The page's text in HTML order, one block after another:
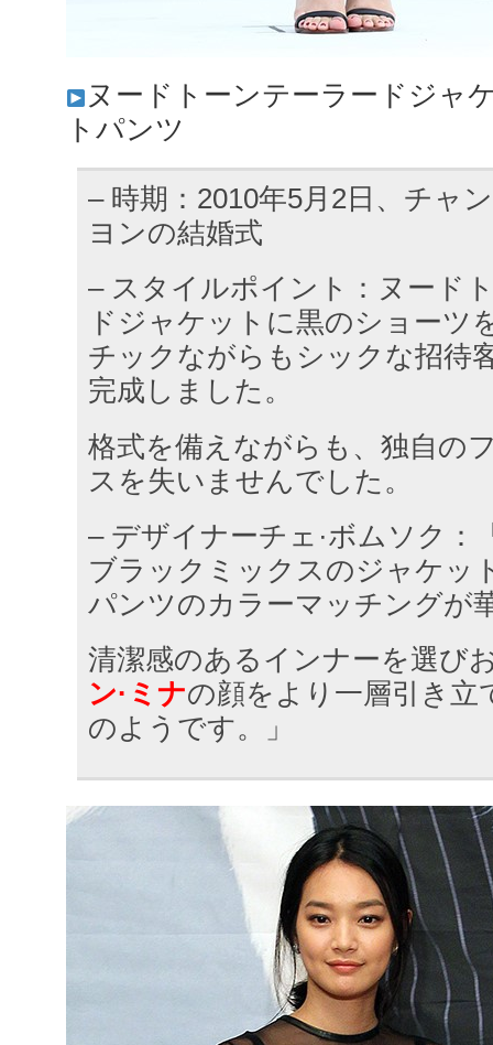
ヌードトーンテーラードジャ
トパンツ
– 時期：2010年5月2日、チャ
ヨンの結婚式
– スタイルポイント：ヌード
ドジャケットに黒のショーツ
チックながらもシックな招待
完成しました。
格式を備えながらも、独自の
スを失いませんでした。
– デザイナーチェ·ボムソク：
ブラックミックスのジャケッ
パンツのカラーマッチングが
清潔感のあるインナーを選び
ン·ミナの顔をより一層引き立
のようです。」